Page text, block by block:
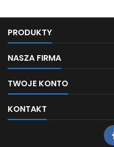
PRODUKTY
NASZA FIRMA
TWOJE KONTO
KONTAKT